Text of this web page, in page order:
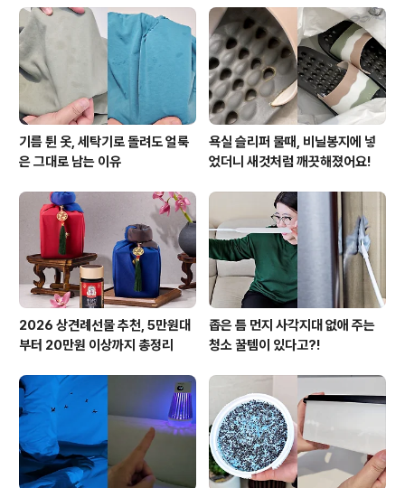
아나서 오히려 더 싱그러운 느낌이 들어요 오늘도 동네한
바퀴 산책하고 들어와 씻고 가뿐한 마음으로 손을 꼼지락
거렸어요 ㅋㅋ 하루의 마무리를 코코언니의 미술놀이와 함
께 어떠세요?! 오늘은 손가락을 이용한 미술활동..
기름 튄 옷, 세탁기로 돌려도 얼룩
은 그대로 남는 이유
욕실 슬리퍼 물때, 비닐봉지에 넣
었더니 새것처럼 깨끗해졌어요!
2026 상견례선물 추천, 5만원대
부터 20만원 이상까지 총정리
좁은 틈 먼지 사각지대 없애 주는
청소 꿀템이 있다고?!